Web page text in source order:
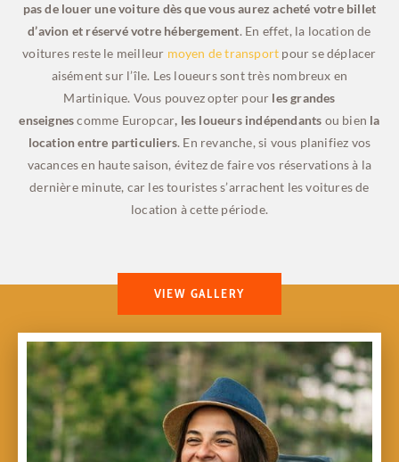
pas de louer une voiture dès que vous aurez acheté votre billet
d’avion et réservé votre hébergement. En effet, la location de
voitures reste le meilleur moyen de transport pour se déplacer
aisément sur l’île. Les loueurs sont très nombreux en
Martinique. Vous pouvez opter pour les grandes
enseignescomme Europcar, les loueurs indépendants ou bien la
location entre particuliers. En revanche, si vous planifiez vos
vacances en haute saison, évitez de faire vos réservations à la
dernière minute, car les touristes s’arrachent les voitures de
location à cette période.
VIEW GALLERY